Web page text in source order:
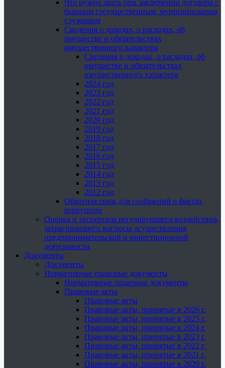
Что нужно знать при заключении договора с
бывшим государственным, муниципальным
служащим
Сведения о доходах, о расходах, об
имуществе и обязательствах
имущественного характера
Сведения о доходах, о расходах, об
имуществе и обязательствах
имущественного характера
2024 год
2023 год
2022 год
2021 год
2020 год
2019 год
2018 год
2017 год
2016 год
2015 год
2014 год
2013 год
2012 год
Обратная связь для сообщений о фактах
коррупции
Оценка и экспертиза регулирующего воздействия,
затрагивающего вопросы осуществления
предпринимательской и инвестиционной
деятельности
Документы
Документы
Нормативные правовые документы
Нормативные правовые документы
Правовые акты
Правовые акты
Правовые акты, принятые в 2026 г.
Правовые акты, принятые в 2025 г.
Правовые акты, принятые в 2024 г.
Правовые акты, принятые в 2023 г.
Правовые акты, принятые в 2022 г.
Правовые акты, принятые в 2021 г.
Правовые акты, принятые в 2020 г.